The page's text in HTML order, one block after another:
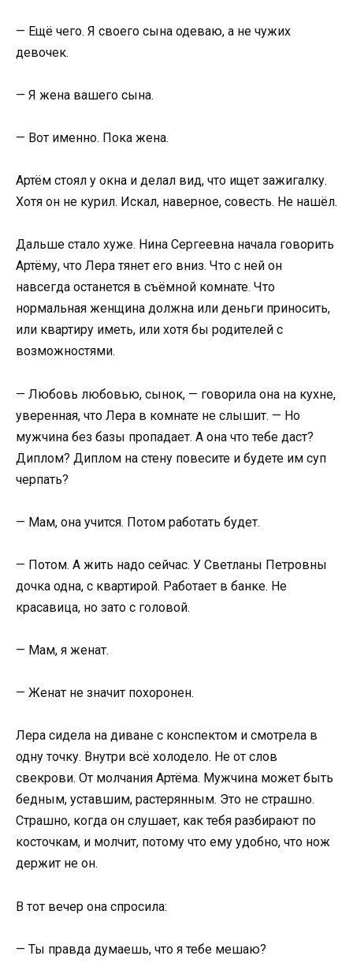
— Ещё чего. Я своего сына одеваю, а не чужих
девочек.
— Я жена вашего сына.
— Вот именно. Пока жена.
Артём стоял у окна и делал вид, что ищет зажигалку.
Хотя он не курил. Искал, наверное, совесть. Не нашёл.
Дальше стало хуже. Нина Сергеевна начала говорить
Артёму, что Лера тянет его вниз. Что с ней он
навсегда останется в съёмной комнате. Что
нормальная женщина должна или деньги приносить,
или квартиру иметь, или хотя бы родителей с
возможностями.
— Любовь любовью, сынок, — говорила она на кухне,
уверенная, что Лера в комнате не слышит. — Но
мужчина без базы пропадает. А она что тебе даст?
Диплом? Диплом на стену повесите и будете им суп
черпать?
— Мам, она учится. Потом работать будет.
— Потом. А жить надо сейчас. У Светланы Петровны
дочка одна, с квартирой. Работает в банке. Не
красавица, но зато с головой.
— Мам, я женат.
— Женат не значит похоронен.
Лера сидела на диване с конспектом и смотрела в
одну точку. Внутри всё холодело. Не от слов
свекрови. От молчания Артёма. Мужчина может быть
бедным, уставшим, растерянным. Это не страшно.
Страшно, когда он слушает, как тебя разбирают по
косточкам, и молчит, потому что ему удобно, что нож
держит не он.
В тот вечер она спросила:
— Ты правда думаешь, что я тебе мешаю?